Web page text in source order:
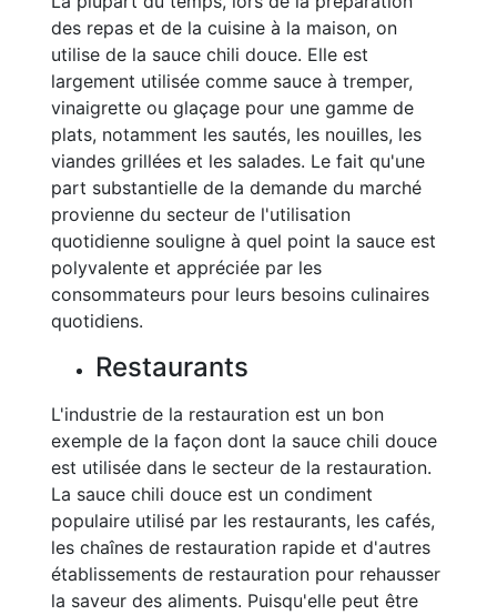
des repas et de la cuisine à la maison, on
utilise de la sauce chili douce. Elle est
largement utilisée comme sauce à tremper,
vinaigrette ou glaçage pour une gamme de
plats, notamment les sautés, les nouilles, les
viandes grillées et les salades. Le fait qu'une
part substantielle de la demande du marché
provienne du secteur de l'utilisation
quotidienne souligne à quel point la sauce est
polyvalente et appréciée par les
consommateurs pour leurs besoins culinaires
quotidiens.
Restaurants
L'industrie de la restauration est un bon
exemple de la façon dont la sauce chili douce
est utilisée dans le secteur de la restauration.
La sauce chili douce est un condiment
populaire utilisé par les restaurants, les cafés,
les chaînes de restauration rapide et d'autres
établissements de restauration pour rehausser
la saveur des aliments. Puisqu'elle peut être